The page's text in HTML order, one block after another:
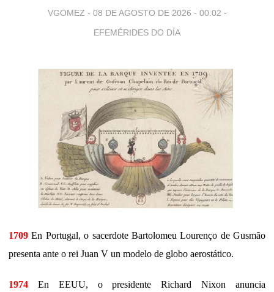
VGOMEZ - 08 DE AGOSTO DE 2026 - 00:02 -
EFEMÉRIDES DO DÍA
1709 En Portugal, o sacerdote Bartolomeu Lourenço de Gusmão
presenta ante o rei Juan V un modelo de globo aerostático.
1974 En EEUU, o presidente Richard Nixon anuncia